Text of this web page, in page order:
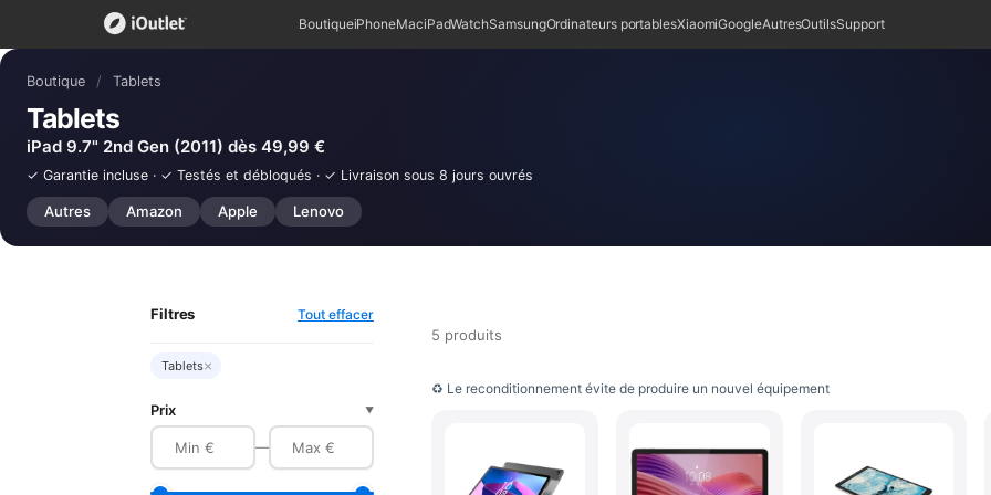
BoutiqueiPhoneMaciPadWatchSamsungOrdinateurs portablesXiaomiGoogleAutresOutilsSupport
Boutique / Tablets
Tablets
iPad 9.7" 2nd Gen (2011) dès 49,99 €
✓ Garantie incluse · ✓ Testés et débloqués · ✓ Livraison sous 8 jours ouvrés
Autres Amazon Apple Lenovo
Filtres Tout effacer
Tablets×
Prix ▼
—
5 produits
♻ Le reconditionnement évite de produire un nouvel équipement